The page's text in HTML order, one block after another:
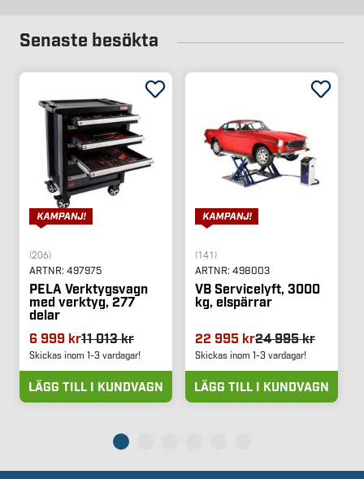
Senaste besökta
(206)
ARTNR: 497975
PELA Verktygsvagn
med verktyg, 277
delar
6 999 kr11 013 kr
Skickas inom 1-3 vardagar!
LÄGG TILL I KUNDVAGN
(141)
ARTNR: 498003
VB Servicelyft, 3000
kg, elspärrar
22 995 kr24 995 kr
Skickas inom 1-3 vardagar!
LÄGG TILL I KUNDVAGN